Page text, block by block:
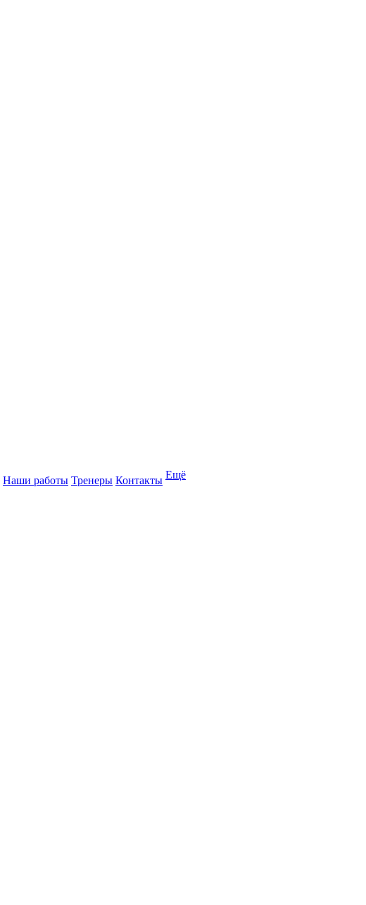
Наши работы Тренеры Контакты Ещё